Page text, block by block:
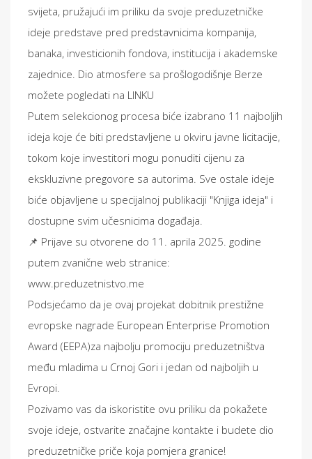
svijeta, pružajući im priliku da svoje preduzetničke
ideje predstave pred predstavnicima kompanija,
banaka, investicionih fondova, institucija i akademske
zajednice. Dio atmosfere sa prošlogodišnje Berze
možete pogledati na LINKU
Putem selekcionog procesa biće izabrano 11 najboljih
ideja koje će biti predstavljene u okviru javne licitacije,
tokom koje investitori mogu ponuditi cijenu za
ekskluzivne pregovore sa autorima. Sve ostale ideje
biće objavljene u specijalnoj publikaciji "Knjiga ideja" i
dostupne svim učesnicima događaja.
📌 Prijave su otvorene do 11. aprila 2025. godine
putem zvanične web stranice:
www.preduzetnistvo.me
Podsjećamo da je ovaj projekat dobitnik prestižne
evropske nagrade European Enterprise Promotion
Award (EEPA)za najbolju promociju preduzetništva
među mladima u Crnoj Gori i jedan od najboljih u
Evropi.
Pozivamo vas da iskoristite ovu priliku da pokažete
svoje ideje, ostvarite značajne kontakte i budete dio
preduzetničke priče koja pomjera granice!